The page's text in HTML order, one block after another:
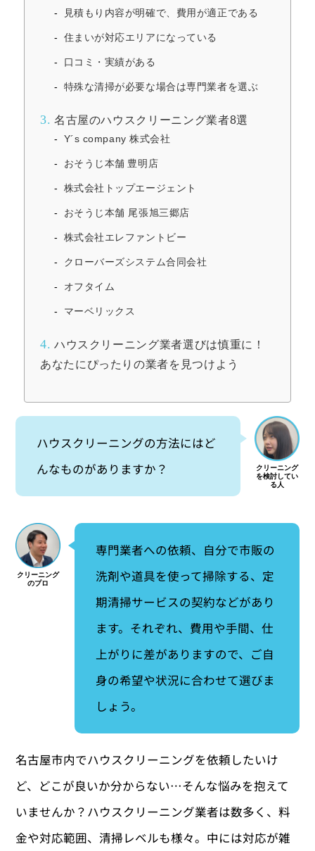
見積もり内容が明確で、費用が適正である
住まいが対応エリアになっている
口コミ・実績がある
特殊な清掃が必要な場合は専門業者を選ぶ
3. 名古屋のハウスクリーニング業者8選
Y´s company 株式会社
おそうじ本舗 豊明店
株式会社トップエージェント
おそうじ本舗 尾張旭三郷店
株式会社エレファントビー
クローバーズシステム合同会社
オフタイム
マーベリックス
4. ハウスクリーニング業者選びは慎重に！
あなたにぴったりの業者を見つけよう
ハウスクリーニングの方法にはど
んなものがありますか？
専門業者への依頼、自分で市販の
洗剤や道具を使って掃除する、定
期清掃サービスの契約などがあり
ます。それぞれ、費用や手間、仕
上がりに差がありますので、ご自
身の希望や状況に合わせて選びま
しょう。
名古屋市内でハウスクリーニングを依頼したいけ
ど、どこが良いか分からない…そんな悩みを抱えて
いませんか？ハウスクリーニング業者は数多く、料
金や対応範囲、清掃レベルも様々。中には対応が雑